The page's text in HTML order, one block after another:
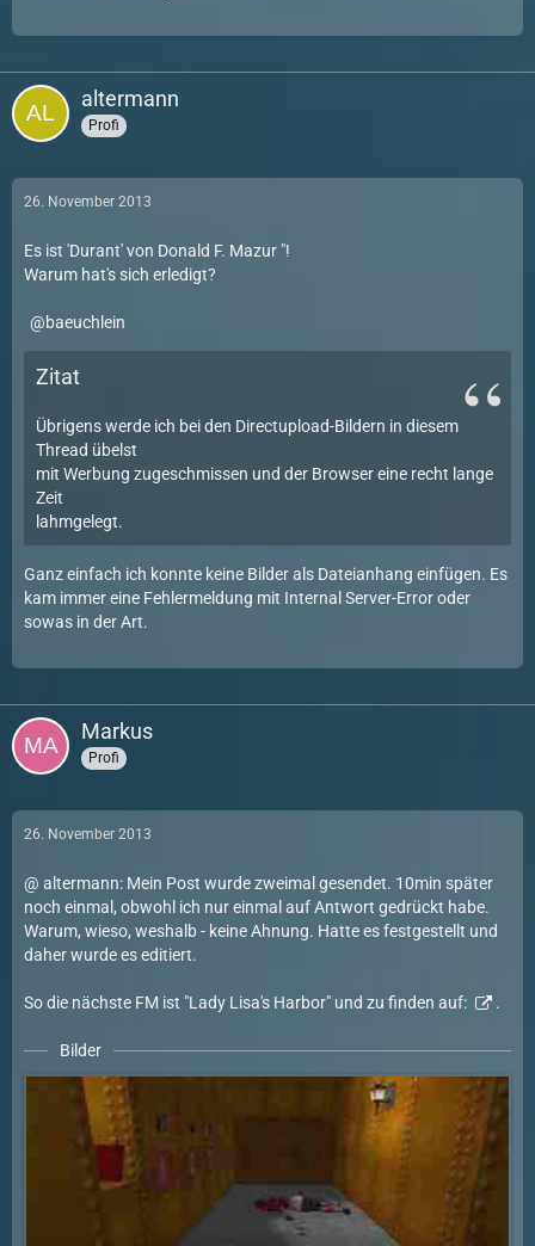
altermann
Profi
26. November 2013
Es ist 'Durant' von Donald F. Mazur "!
Warum hat's sich erledigt?
baeuchlein
Zitat
Übrigens werde ich bei den Directupload-Bildern in diesem
Thread übelst
mit Werbung zugeschmissen und der Browser eine recht lange
Zeit
lahmgelegt.
Ganz einfach ich konnte keine Bilder als Dateianhang einfügen. Es
kam immer eine Fehlermeldung mit Internal Server-Error oder
sowas in der Art.
Markus
Profi
26. November 2013
@ altermann: Mein Post wurde zweimal gesendet. 10min später
noch einmal, obwohl ich nur einmal auf Antwort gedrückt habe.
Warum, wieso, weshalb - keine Ahnung. Hatte es festgestellt und
daher wurde es editiert.
So die nächste FM ist "Lady Lisa's Harbor" und zu finden auf: .
Bilder